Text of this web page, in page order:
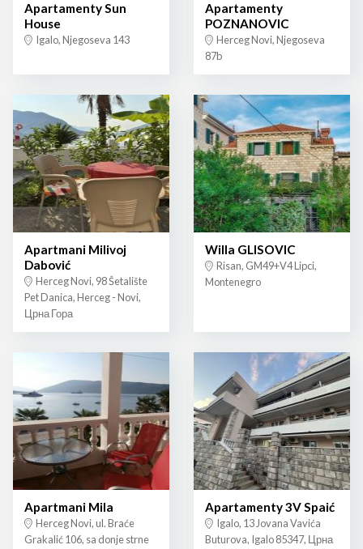
Apartamenty Sun
House
Igalo, Njegoseva 143
Apartamenty
POZNANOVIC
Herceg Novi, Njegoseva
87b
Apartmani Milivoj
Dabović
Herceg Novi, 98 Šetalište
Pet Danica, Herceg - Novi,
Црна Гора
Willa GLISOVIC
Risan, GM49+V4 Lipci,
Montenegro
Apartmani Mila
Herceg Novi, ul. Braće
Grakalić 106, sa donje strne
Apartamenty 3V Spaić
Igalo, 13 Jovana Vavića
Buturova, Igalo 85347, Црна